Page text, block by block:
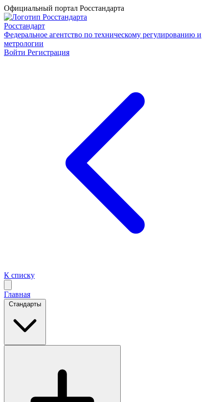
Официальный портал Росстандарта
Росстандарт
Федеральное агентство по техническому регулированию и
метрологии
Войти Регистрация
К списку
Главная
Стандарты